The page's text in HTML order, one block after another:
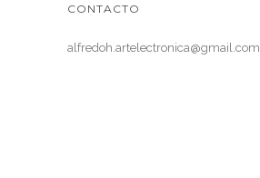
CONTACTO
alfredoh.artelectronica@gmail.com